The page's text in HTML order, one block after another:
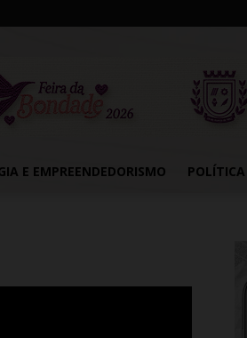
E EMPREENDEDORISMO POLÍTICA